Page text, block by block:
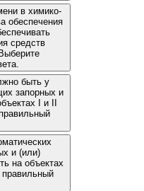
в химико-
обеспечения
средств
быть у
запорных и
I и II
и (или)
на объектах
правильный